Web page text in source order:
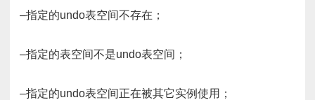
–指定的undo表空间不存在；
–指定的表空间不是undo表空间；
–指定的undo表空间正在被其它实例使用；